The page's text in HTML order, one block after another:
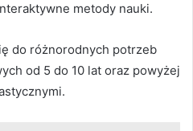
metody nauki.
do różnorodnych potrzeb
od 5 do 10 lat oraz powyżej